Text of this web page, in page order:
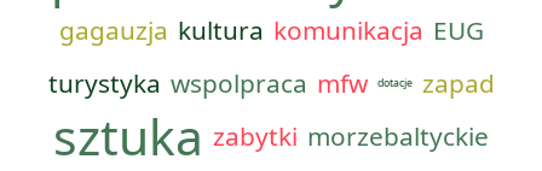
gagauzja kultura komunikacja EUG
turystyka wspolpraca mfw dotacje zapad
sztuka zabytki morzebaltyckie